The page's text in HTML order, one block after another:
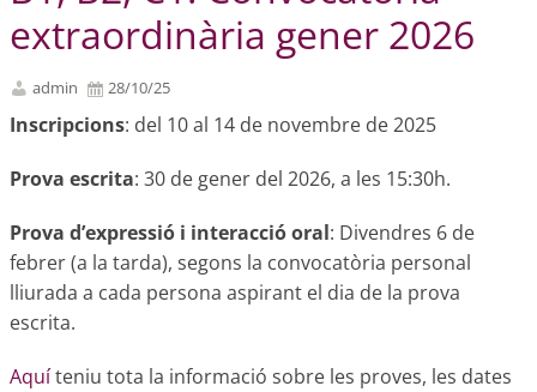
extraordinària gener 2026
admin 28/10/25
Inscripcions: del 10 al 14 de novembre de 2025
Prova escrita: 30 de gener del 2026, a les 15:30h.
Prova d’expressió i interacció oral: Divendres 6 de
febrer (a la tarda), segons la convocatòria personal
lliurada a cada persona aspirant el dia de la prova
escrita.
Aquíteniu tota la informació sobre les proves, les dates